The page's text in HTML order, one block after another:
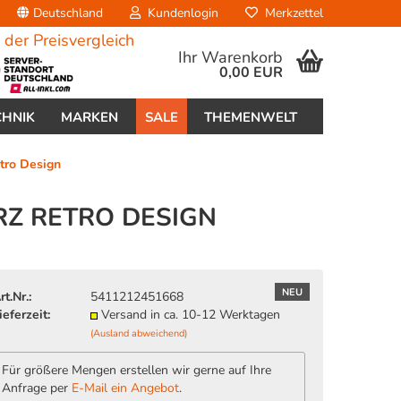
Deutschland Kundenlogin
vergessen?
Merkzettel
Ihr Warenkorb
0,00 EUR
MARKEN SALE THEMENWELT
Design
RETRO DESIGN
NEU
5411212451668
Versand in ca. 10-12 Werktagen
(Ausland abweichend)
Für größere Mengen erstellen wir gerne auf Ihre
Anfrage per E-Mail ein Angebot.